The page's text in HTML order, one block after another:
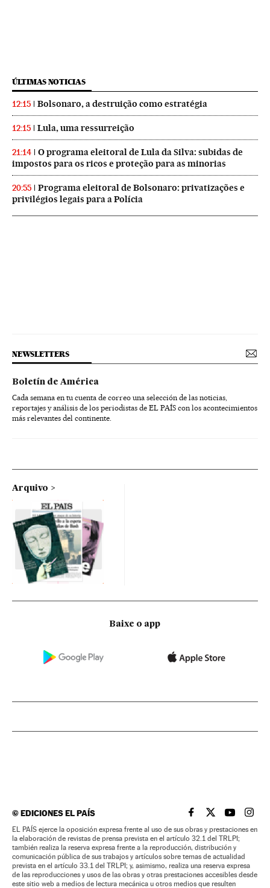
ÚLTIMAS NOTICIAS
12:15 Bolsonaro, a destruição como estratégia
12:15 Lula, uma ressurreição
21:14
O programa eleitoral de Lula da Silva: subidas de
impostos para os ricos e proteção para as minorias
20:55
Programa eleitoral de Bolsonaro: privatizações e
privilégios legais para a Polícia
NEWSLETTERS
Boletín de América
Cada semana en tu cuenta de correo una selección de las noticias,
reportajes y análisis de los periodistas de EL PAÍS con los acontecimientos
más relevantes del continente.
Arquivo
Baixe o app
©EDICIONES EL PAÍS EL PAÍS BRASIL EN
EL PAÍSEL PAÍS
EL
EL PAÍS ejerce la oposición expresa frente al uso de sus obras y prestaciones en
la elaboración de revistas de prensa prevista en el artículo 32.1 del TRLPI;
también realiza la reserva expresa frente a la reproducción, distribución y
comunicación pública de sus trabajos y artículos sobre temas de actualidad
prevista en el artículo 33.1 del TRLPI; y, asimismo, realiza una reserva expresa
de las reproducciones y usos de las obras y otras prestaciones accesibles desde
este sitio web a medios de lectura mecánica u otros medios que resulten